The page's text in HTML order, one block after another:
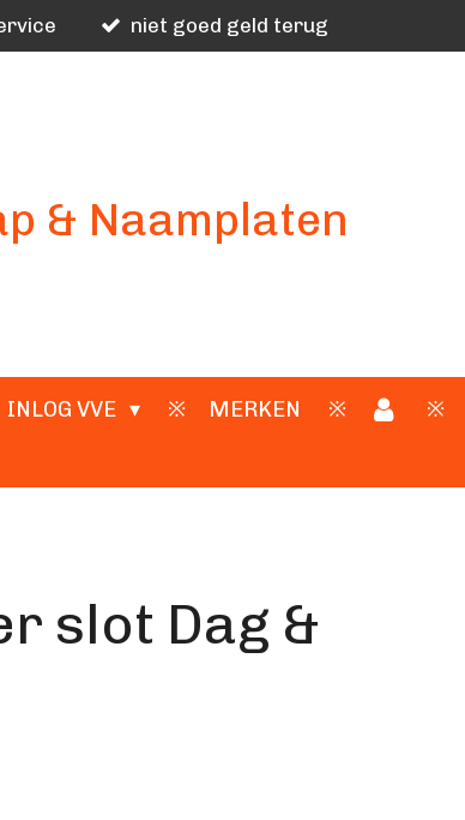
niet goed geld terug
& Naamplaten
INLOG VVE MERKEN
slot Dag &